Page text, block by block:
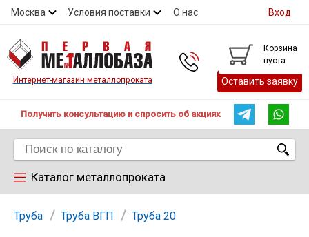
Москва Условия поставки О нас
Контакты
Вход
Интернет-магазин металлопроката
Корзина
пуста
Оставить заявку
Получить консультацию и спросить об акциях
Каталог металлопроката
Арматура
Труба Труба ВГП Труба 20